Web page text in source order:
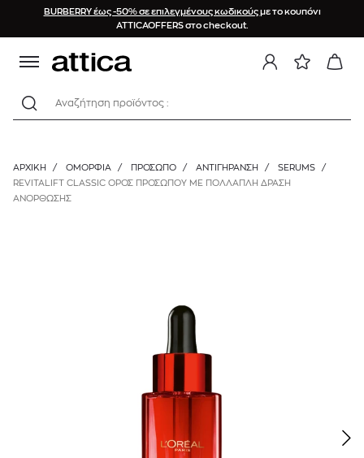
BURBERRY έως -50% σε επιλεγμένους κωδικούςμε το κουπόνι
ATTICAOFFERS στο checkout.
Αναζήτηση προϊόντος :
ΑΡΧΙΚΉ / ΟΜΟΡΦΙΑ / ΠΡΟΣΩΠΟ / ΑΝΤΙΓΉΡΑΝΣΗ / SERUMS
/
REVITALIFT CLASSIC ΟΡΟΣ ΠΡΟΣΩΠΟΥ ΜΕ ΠΟΛΛΑΠΛΗ ΔΡΑΣΗ
ΑΝΟΡΘΩΣΗΣ